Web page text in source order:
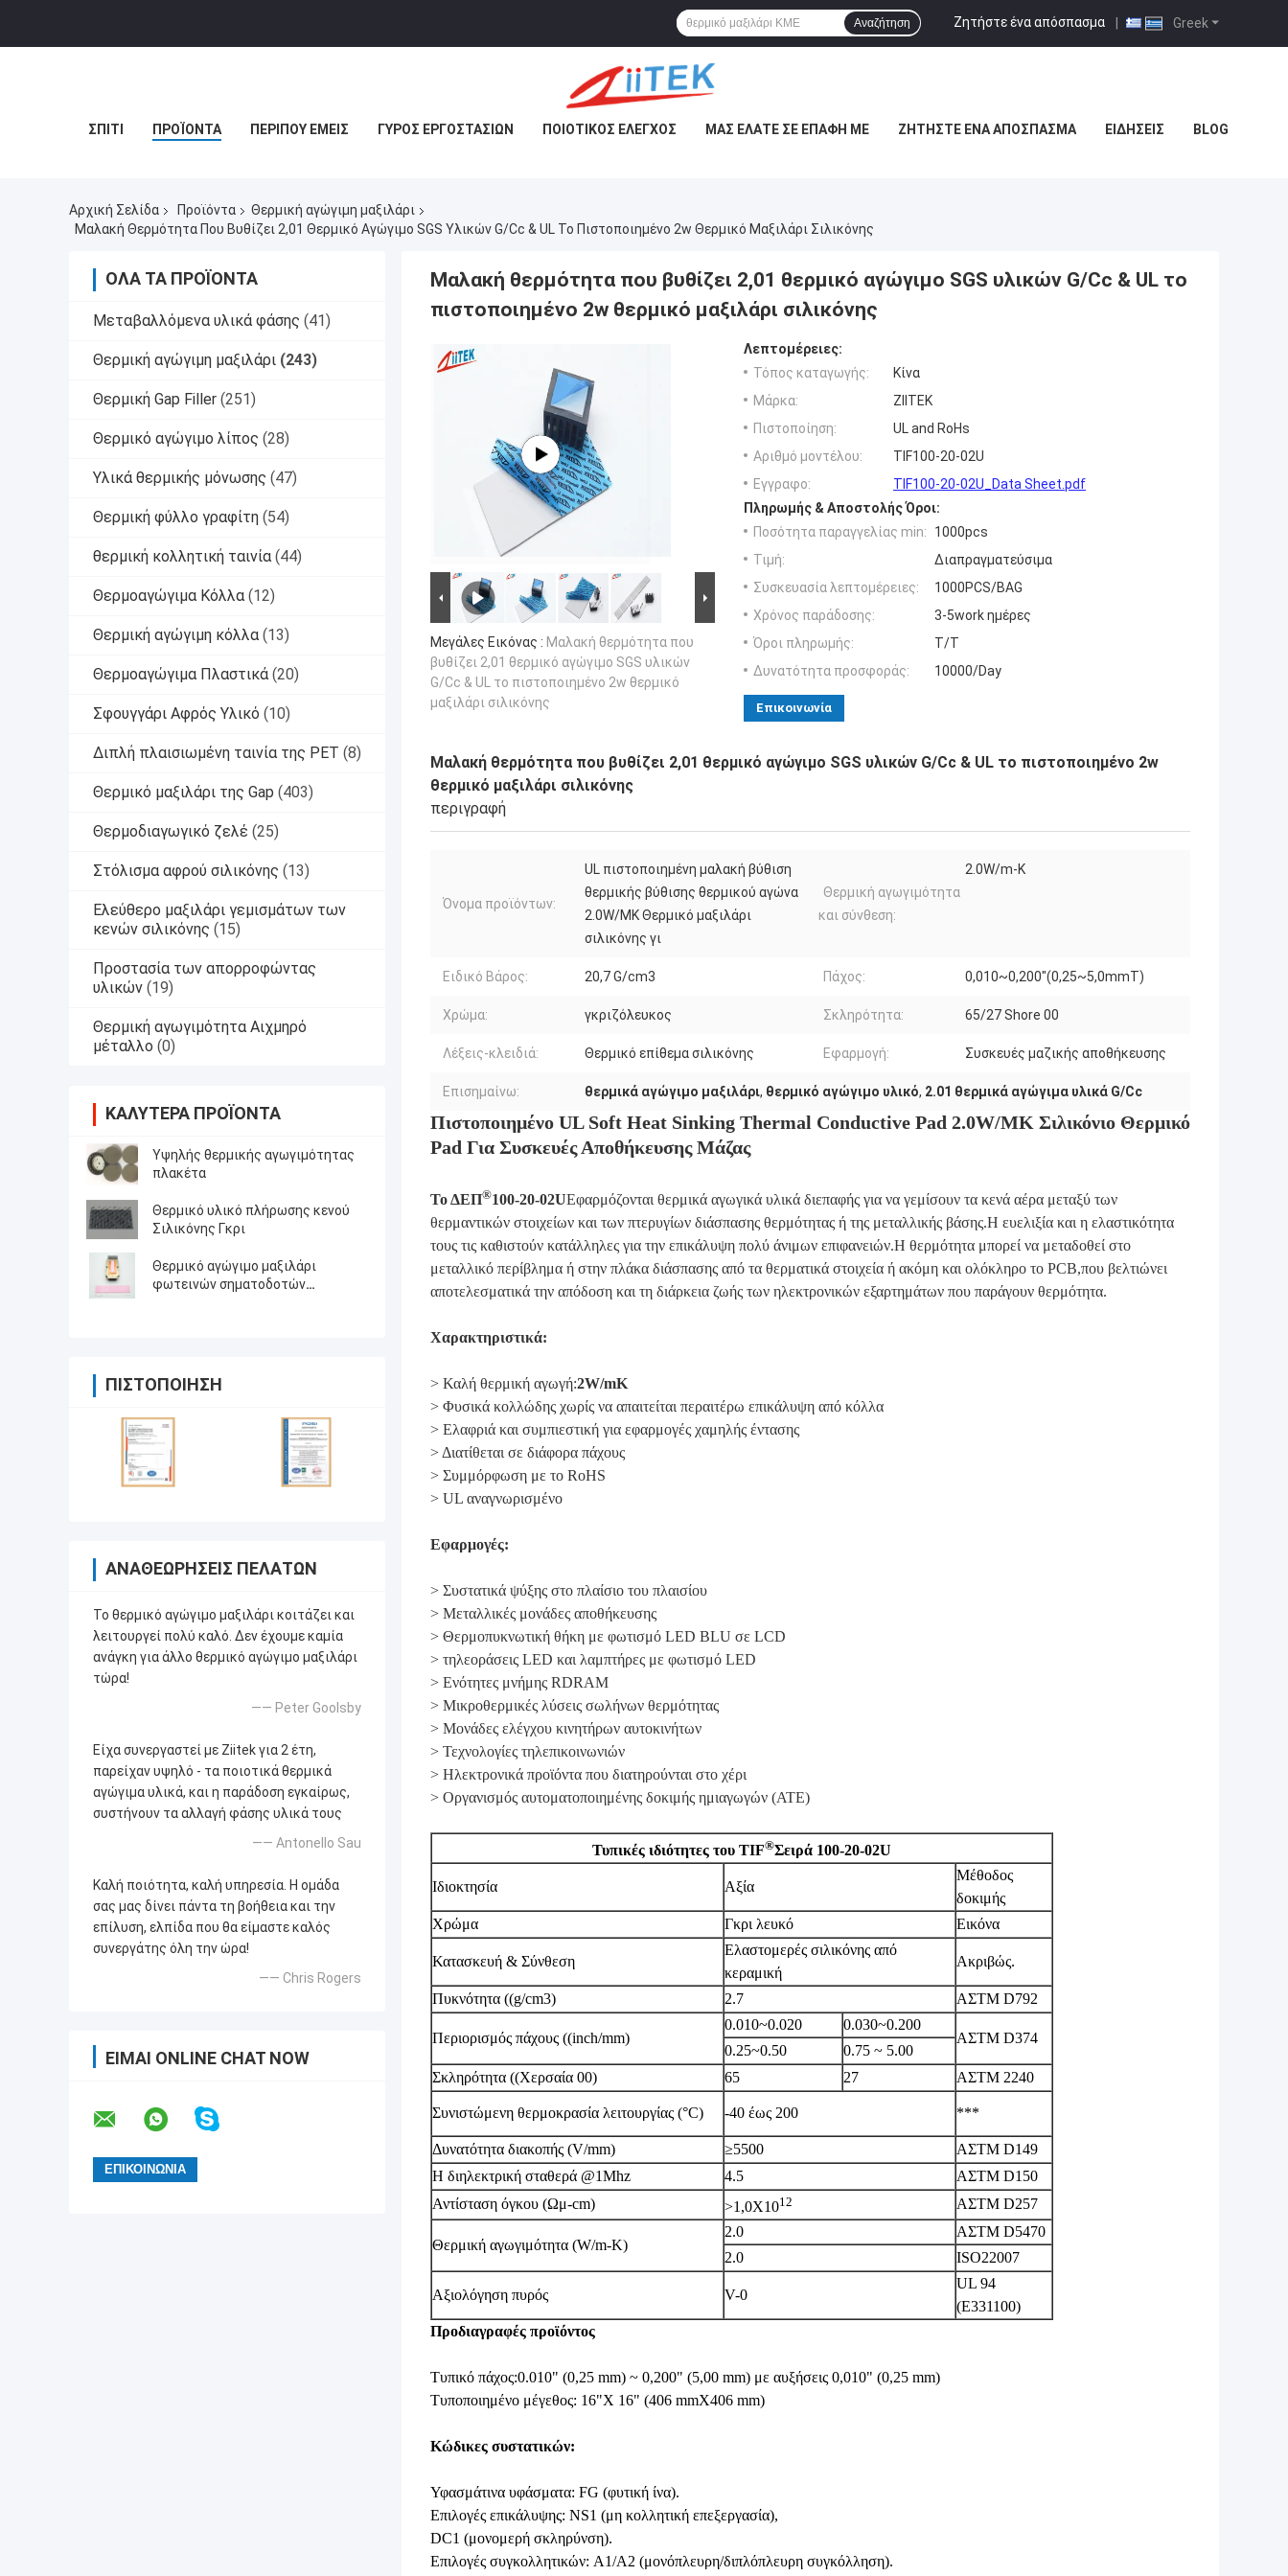
Greek
Ζητήστε ένα απόσπασμα |
Αναζήτηση
ΣΠΊΤΙ ΠΡΟΪΌΝΤΑ ΠΕΡΊΠΟΥ ΕΜΕΊΣ ΓΎΡΟΣ ΕΡΓΟΣΤΑΣΊΩΝ ΠΟΙΟΤΙΚΌΣ ΈΛΕΓΧΟΣ ΜΑΣ ΕΛΆΤΕ ΣΕ ΕΠΑΦΉ ΜΕ ΖΗΤΉΣΤΕ ΈΝΑ ΑΠΌΣΠΑΣΜΑ ΕΙΔΉΣΕΙΣ BLOG
Αρχική Σελίδα Προϊόντα
Θερμική αγώγιμη μαξιλάρι
Μαλακή Θερμότητα Που Βυθίζει 2,01 Θερμικό Αγώγιμο SGS Υλικών G/Cc & UL Το Πιστοποιημένο 2w Θερμικό Μαξιλάρι Σιλικόνης
ΌΛΑ ΤΑ ΠΡΟΪΌΝΤΑ
Μεταβαλλόμενα υλικά φάσης (41)
Θερμική αγώγιμη μαξιλάρι (243)
Θερμική Gap Filler (251)
Θερμικό αγώγιμο λίπος (28)
Υλικά θερμικής μόνωσης (47)
Θερμική φύλλο γραφίτη (54)
θερμική κολλητική ταινία (44)
Θερμοαγώγιμα Κόλλα (12)
Θερμική αγώγιμη κόλλα (13)
Θερμοαγώγιμα Πλαστικά (20)
Σφουγγάρι Αφρός Υλικό (10)
Διπλή πλαισιωμένη ταινία της PET (8)
Θερμικό μαξιλάρι της Gap (403)
Θερμοδιαγωγικό ζελέ (25)
Στόλισμα αφρού σιλικόνης (13)
Ελεύθερο μαξιλάρι γεμισμάτων των
κενών σιλικόνης (15)
Προστασία των απορροφώντας
υλικών (19)
Θερμική αγωγιμότητα Αιχμηρό
μέταλλο (0)
ΚΑΛΎΤΕΡΑ ΠΡΟΪΌΝΤΑ
Υψηλής θερμικής αγωγιμότητας
πλακέτα
Θερμικό υλικό πλήρωσης κενού
Σιλικόνης Γκρι
Θερμικό αγώγιμο μαξιλάρι
φωτεινών σηματοδοτών
ΠΙΣΤΟΠΟΊΗΣΗ
ΑΝΑΘΕΩΡΉΣΕΙΣ ΠΕΛΑΤΏΝ
Το θερμικό αγώγιμο μαξιλάρι κοιτάζει και
λειτουργεί πολύ καλό. Δεν έχουμε καμία
ανάγκη για άλλο θερμικό αγώγιμο μαξιλάρι
τώρα!
—— Peter Goolsby
Είχα συνεργαστεί με Ziitek για 2 έτη,
παρείχαν υψηλό - τα ποιοτικά θερμικά
αγώγιμα υλικά, και η παράδοση εγκαίρως,
συστήνουν τα αλλαγή φάσης υλικά τους
—— Antonello Sau
Καλή ποιότητα, καλή υπηρεσία. Η ομάδα
σας μας δίνει πάντα τη βοήθεια και την
επίλυση, ελπίδα που θα είμαστε καλός
συνεργάτης όλη την ώρα!
—— Chris Rogers
ΕΊΜΑΙ ONLINE CHAT NOW
Μαλακή θερμότητα που βυθίζει 2,01 θερμικό αγώγιμο SGS υλικών G/Cc & UL το
πιστοποιημένο 2w θερμικό μαξιλάρι σιλικόνης
Μεγάλες Εικόνας : Μαλακή θερμότητα που
βυθίζει 2,01 θερμικό αγώγιμο SGS υλικών
G/Cc & UL το πιστοποιημένο 2w θερμικό
μαξιλάρι σιλικόνης
Λεπτομέρειες:
Τόπος καταγωγής:
Κίνα
Μάρκα:
ZIITEK
Πιστοποίηση:
UL and RoHs
Αριθμό μοντέλου:
TIF100-20-02U
Εγγραφο:
TIF100-20-02U_Data Sheet.pdf
Πληρωμής & Αποστολής Όροι:
Ποσότητα παραγγελίας min:
1000pcs
Τιμή:
Διαπραγματεύσιμα
Συσκευασία λεπτομέρειες:
1000PCS/BAG
Χρόνος παράδοσης:
3-5work ημέρες
Όροι πληρωμής:
T/T
Δυνατότητα προσφοράς:
10000/Day
Επικοινωνία
Μαλακή θερμότητα που βυθίζει 2,01 θερμικό αγώγιμο SGS υλικών G/Cc & UL το πιστοποιημένο 2w
θερμικό μαξιλάρι σιλικόνης
περιγραφή
Όνομα προϊόντων:
UL πιστοποιημένη μαλακή βύθιση
θερμικής βύθισης θερμικού αγώνα
2.0W/MK Θερμικό μαξιλάρι
σιλικόνης γι
Θερμική αγωγιμότητα
και σύνθεση:
2.0W/m-Κ
Ειδικό Βάρος: 20,7 G/cm3 Πάχος: 0,010~0,200"(0,25~5,0mmT)
Χρώμα: γκριζόλευκος Σκληρότητα: 65/27 Shore 00
Λέξεις-κλειδιά: Θερμικό επίθεμα σιλικόνης Εφαρμογή: Συσκευές μαζικής αποθήκευσης
Επισημαίνω: θερμικά αγώγιμο μαξιλάρι, θερμικό αγώγιμο υλικό, 2.01 θερμικά αγώγιμα υλικά G/Cc
Πιστοποιημένο UL Soft Heat Sinking Thermal Conductive Pad 2.0W/MK Σιλικόνιο Θερμικό
Pad Για Συσκευές Αποθήκευσης Μάζας
Το ΔΕΠ®100-20-02UΕφαρμόζονται θερμικά αγωγικά υλικά διεπαφής για να γεμίσουν τα κενά αέρα μεταξύ των
θερμαντικών στοιχείων και των πτερυγίων διάσπασης θερμότητας ή της μεταλλικής βάσης.Η ευελιξία και η ελαστικότητα
τους τις καθιστούν κατάλληλες για την επικάλυψη πολύ άνιμων επιφανειών.Η θερμότητα μπορεί να μεταδοθεί στο
μεταλλικό περίβλημα ή στην πλάκα διάσπασης από τα θερματικά στοιχεία ή ακόμη και ολόκληρο το PCB,που βελτιώνει
αποτελεσματικά την απόδοση και τη διάρκεια ζωής των ηλεκτρονικών εξαρτημάτων που παράγουν θερμότητα.
Χαρακτηριστικά:
> Καλή θερμική αγωγή:2W/mK
> Φυσικά κολλώδης χωρίς να απαιτείται περαιτέρω επικάλυψη από κόλλα
> Ελαφριά και συμπιεστική για εφαρμογές χαμηλής έντασης
> Διατίθεται σε διάφορα πάχους
> Συμμόρφωση με το RoHS
> UL αναγνωρισμένο
Εφαρμογές:
> Συστατικά ψύξης στο πλαίσιο του πλαισίου
> Μεταλλικές μονάδες αποθήκευσης
> Θερμοπυκνωτική θήκη με φωτισμό LED BLU σε LCD
> τηλεοράσεις LED και λαμπτήρες με φωτισμό LED
> Ενότητες μνήμης RDRAM
> Μικροθερμικές λύσεις σωλήνων θερμότητας
> Μονάδες ελέγχου κινητήρων αυτοκινήτων
> Τεχνολογίες τηλεπικοινωνιών
> Ηλεκτρονικά προϊόντα που διατηρούνται στο χέρι
> Οργανισμός αυτοματοποιημένης δοκιμής ημιαγωγών (ATE)
Τυπικές ιδιότητες του TIF®Σειρά 100-20-02U
Ιδιοκτησία Αξία
Μέθοδος
δοκιμής
Χρώμα
Γκρι λευκό Εικόνα
Κατασκευή & Σύνθεση
Ελαστομερές σιλικόνης από
κεραμική
Ακριβώς.
Πυκνότητα ((g/cm3) 2.7 ΑΣTM D792
Περιορισμός πάχους ((inch/mm)
0.010~0.020
0.030~0.200
ΑΣTM D374
0.25~0.50
0.75 ~ 5.00
Σκληρότητα ((Χερσαία 00)
65 27 ΑΣTM 2240
Συνιστώμενη θερμοκρασία λειτουργίας (°C) -40 έως 200 ***
Δυνατότητα διακοπής (V/mm) ≥5500
ΑΣTM D149
Η διηλεκτρική σταθερά @1Mhz
4.5
ΑΣTM D150
Αντίσταση όγκου (Ωμ-cm)
>1,0X1012 ΑΣTM D257
Θερμική αγωγιμότητα (W/m-K)
2.0
ΑΣTM D5470
2.0
ISO22007
Αξιολόγηση πυρός V-0
UL 94
(E331100)
Προδιαγραφές προϊόντος
Τυπικό πάχος:0.010" (0,25 mm) ~ 0,200" (5,00 mm) με αυξήσεις 0,010" (0,25 mm)
Τυποποιημένο μέγεθος: 16"X 16" (406 mmX406 mm)
Κώδικες συστατικών:
Υφασμάτινα υφάσματα: FG (φυτική ίνα).
Επιλογές επικάλυψης: NS1 (μη κολλητική επεξεργασία),
DC1 (μονομερή σκληρύνση).
Επιλογές συγκολλητικών: A1/A2 (μονόπλευρη/διπλόπλευρη συγκόλληση).